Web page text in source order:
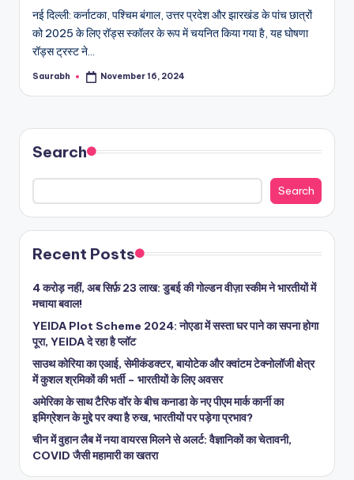
नई दिल्ली: कर्नाटका, पश्चिम बंगाल, उत्तर प्रदेश और झारखंड के पांच छात्रों
को 2025 के लिए रॉड्स स्कॉलर के रूप में चयनित किया गया है, यह घोषणा
रॉड्स ट्रस्ट ने…
Posted
Saurabh November 16, 2024
Search
Search
Recent Posts
4 करोड़ नहीं, अब सिर्फ़ 23 लाख: डुबई की गोल्डन वीज़ा स्कीम ने भारतीयों में
मचाया बवाल!
YEIDA Plot Scheme 2024: नोएडा में सस्ता घर पाने का सपना होगा
पूरा, YEIDA दे रहा है प्लॉट
साउथ कोरिया का एआई, सेमीकंडक्टर, बायोटेक और क्वांटम टेक्नोलॉजी क्षेत्र
में कुशल श्रमिकों की भर्ती – भारतीयों के लिए अवसर
अमेरिका के साथ टैरिफ वॉर के बीच कनाडा के नए पीएम मार्क कार्नी का
इमिग्रेशन के मुद्दे पर क्या है रुख, भारतीयों पर पड़ेगा प्रभाव?
चीन में वुहान लैब में नया वायरस मिलने से अलर्ट: वैज्ञानिकों का चेतावनी,
COVID जैसी महामारी का खतरा